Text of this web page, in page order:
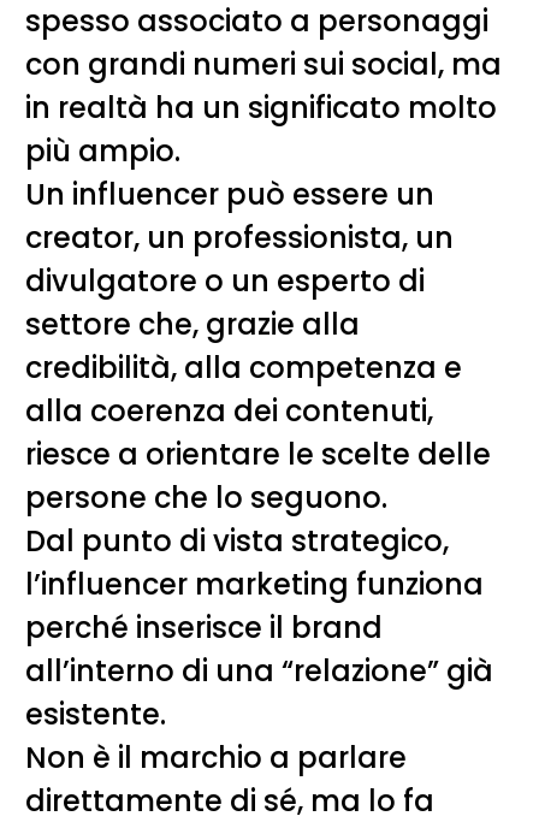
spesso associato a personaggi
con grandi numeri sui social, ma
in realtà ha un significato molto
più ampio.
Un influencer può essere un
creator, un professionista, un
divulgatore o un esperto di
settore che, grazie alla
credibilità, alla competenza e
alla coerenza dei contenuti,
riesce a orientare le scelte delle
persone che lo seguono.
Dal punto di vista strategico,
l’influencer marketing funziona
perché inserisce il brand
all’interno di una “relazione” già
esistente.
Non è il marchio a parlare
direttamente di sé, ma lo fa